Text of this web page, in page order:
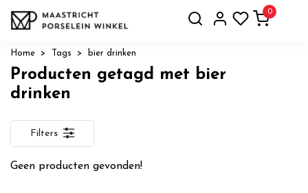
0
Home Tags bier drinken
Producten getagd met bier
drinken
Filters
Geen producten gevonden!